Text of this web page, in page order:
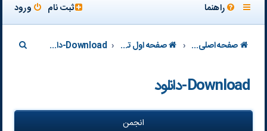
راهنما ورود ثبت نام
صفحه اصلی سایت صفحه اول تالار Download-دانلود
Download-دانلود
انجمن